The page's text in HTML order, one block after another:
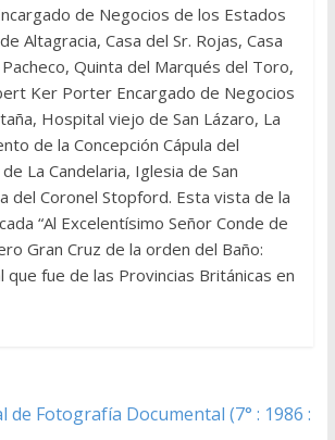
de Negocios de los Estados
Altagracia, Casa del Sr. Rojas, Casa
Pacheco, Quinta del Marqués del Toro,
Ker Porter Encargado de Negocios
Hospital viejo de San Lázaro, La
de la Concepción Cápula del
La Candelaria, Iglesia de San
del Coronel Stopford. Esta vista de la
“Al Excelentísimo Señor Conde de
Gran Cruz de la orden del Baño:
que fue de las Provincias Británicas en
de Fotografía Documental (7° : 1986 :